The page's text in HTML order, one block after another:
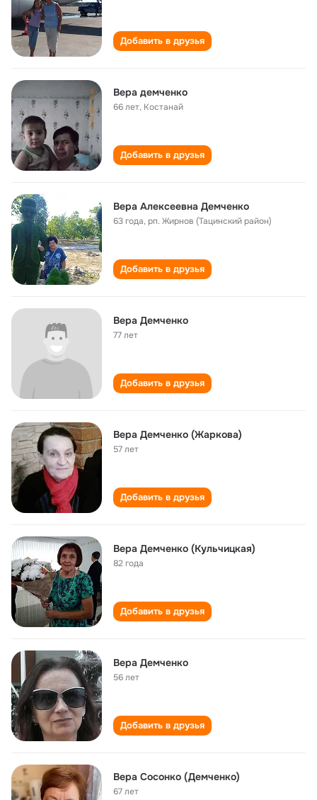
Добавить в друзья
Вера демченко
66 лет, Костанай
Добавить в друзья
Вера Алексеевна Демченко
63 года,рп. Жирнов (Тацинский район)
Добавить в друзья
Вера Демченко
77 лет
Добавить в друзья
Вера Демченко (Жаркова)
57 лет
Добавить в друзья
Вера Демченко (Кульчицкая)
82 года
Добавить в друзья
Вера Демченко
56 лет
Добавить в друзья
Вера Сосонко (Демченко)
67 лет